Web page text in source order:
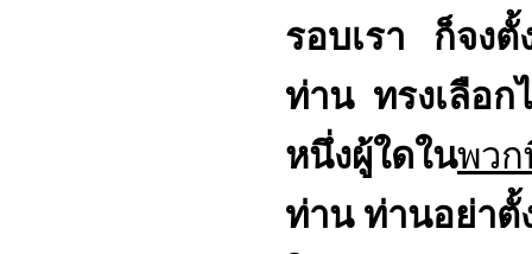
รอบเรา ก็จงตั้
ท่าน ทรงเลือก
หนึ่งผู้ใดในพว
ท่าน ท่านอย่าตั้